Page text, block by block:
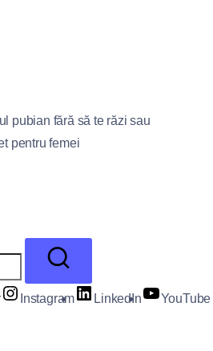
pubian fără să te răzi sau
pentru femei
Instagram LinkedIn
YouTube